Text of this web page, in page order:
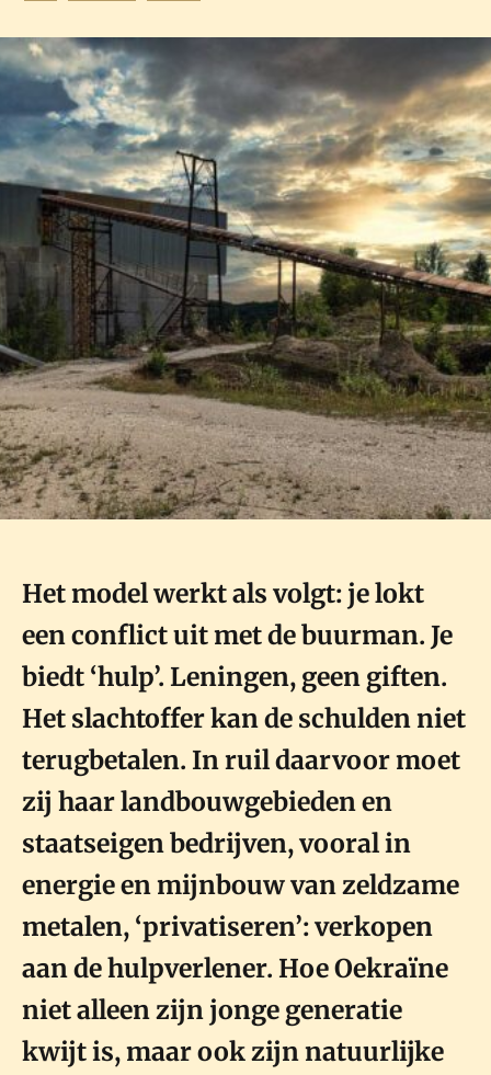
Het model werkt als volgt: je lokt
een conflict uit met de buurman. Je
biedt ‘hulp’. Leningen, geen giften.
Het slachtoffer kan de schulden niet
terugbetalen. In ruil daarvoor moet
zij haar landbouwgebieden en
staatseigen bedrijven, vooral in
energie en mijnbouw van zeldzame
metalen, ‘privatiseren’: verkopen
aan de hulpverlener. Hoe Oekraïne
niet alleen zijn jonge generatie
kwijt is, maar ook zijn natuurlijke